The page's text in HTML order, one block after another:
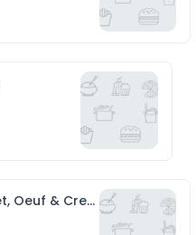
Riz Frit Frandy's Style Poulet, Oeuf & Crevettes